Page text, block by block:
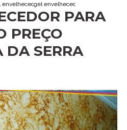
envelhecedor para artesanato
gel envelhecedor para
PARA
PREÇO
DA SERRA